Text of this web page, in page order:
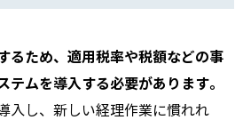
るため、適用税率や税額などの事
テムを導入する必要があります。
入し、新しい経理作業に慣れれ